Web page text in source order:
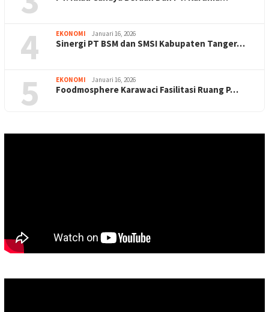
4 EKONOMI Januari 16, 2026
Sinergi PT BSM dan SMSI Kabupaten Tanger…
5 EKONOMI Januari 16, 2026
Foodmosphere Karawaci Fasilitasi Ruang P…